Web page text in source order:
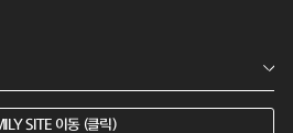
SITE 이동 (클릭)